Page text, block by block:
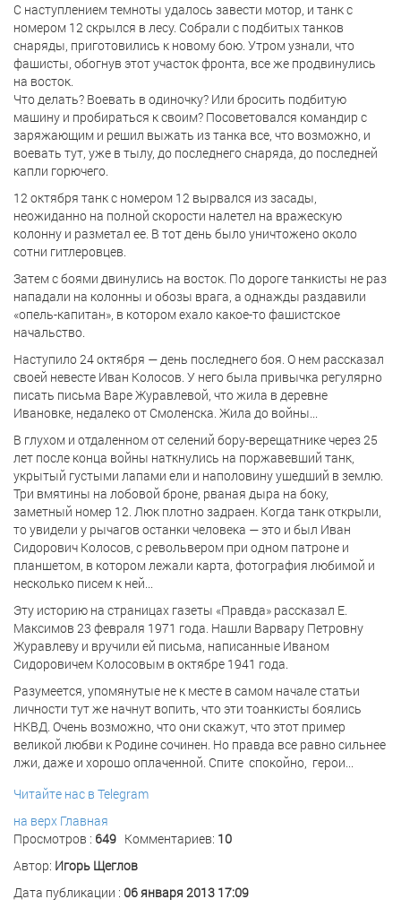
С наступлением темноты удалось завести мотор, и танк с
номером 12 скрылся в лесу. Собрали с подбитых танков
снаряды, приготовились к новому бою. Утром узнали, что
фашисты, обогнув этот участок фронта, все же продвинулись
на восток.
Что делать? Воевать в одиночку? Или бросить подбитую
машину и пробираться к своим? Посоветовался командир с
заряжающим и решил выжать из танка все, что возможно, и
воевать тут, уже в тылу, до последнего снаряда, до последней
капли горючего.
12 октября танк с номером 12 вырвался из засады,
неожиданно на полной скорости налетел на вражескую
колонну и разметал ее. В тот день было уничтожено около
сотни гитлеровцев.
Затем с боями двинулись на восток. По дороге танкисты не раз
нападали на колонны и обозы врага, а однажды раздавили
«опель-капитан», в котором ехало какое-то фашистское
начальство.
Наступило 24 октября — день последнего боя. О нем рассказал
своей невесте Иван Колосов. У него была привычка регулярно
писать письма Варе Журавлевой, что жила в деревне
Ивановке, недалеко от Смоленска. Жила до войны...
В глухом и отдаленном от селений бору-верещатнике через 25
лет после конца войны наткнулись на поржавевший танк,
укрытый густыми лапами ели и наполовину ушедший в землю.
Три вмятины на лобовой броне, рваная дыра на боку,
заметный номер 12. Люк плотно задраен. Когда танк открыли,
то увидели у рычагов останки человека — это и был Иван
Сидорович Колосов, с револьвером при одном патроне и
планшетом, в котором лежали карта, фотография любимой и
несколько писем к ней...
Эту историю на страницах газеты «Правда» рассказал Е.
Максимов 23 февраля 1971 года. Нашли Варвару Петровну
Журавлеву и вручили ей письма, написанные Иваном
Сидоровичем Колосовым в октябре 1941 года.
Разумеется, упомянутые не к месте в самом начале статьи
личности тут же начнут вопить, что эти тоанкисты боялись
НКВД. Очень возможно, что они скажут, что этот пример
великой любви к Родине сочинен. Но правда все равно сильнее
лжи, даже и хорошо оплаченной. Спите спокойно, герои...
Читайте нас в Telegram
на верх Главная
Просмотров : 649 Комментариев: 10
Автор: Игорь Щеглов
Дата публикации : 06 января 2013 17:09